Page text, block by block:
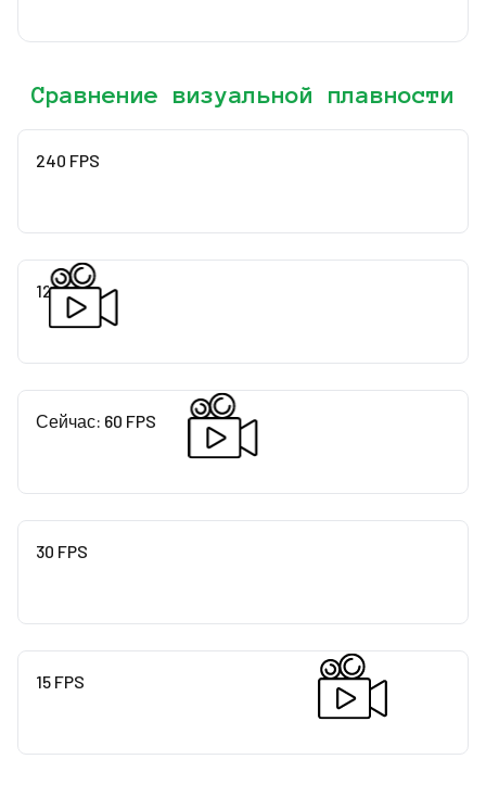
Сравнение визуальной плавности
240 FPS
120 FPS
Сейчас: 60 FPS
30 FPS
15 FPS